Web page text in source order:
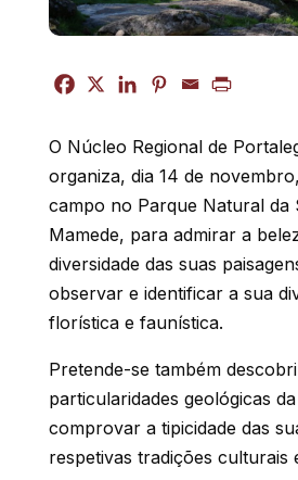
O Núcleo Regional de
organiza, dia 14 de
campo no Parque Natural da
Mamede, para admirar a
diversidade das suas
observar e identificar a sua
florística e faunística.
Pretende-se também
particularidades geológicas
comprovar a tipicidade das
respetivas tradições culturais